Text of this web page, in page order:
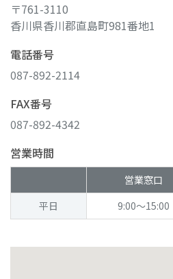
〒761-3110
香川県香川郡直島町981番地1
電話番号
087-892-2114
FAX番号
087-892-4342
営業時間
営業窓口
平日
9:00～15:00